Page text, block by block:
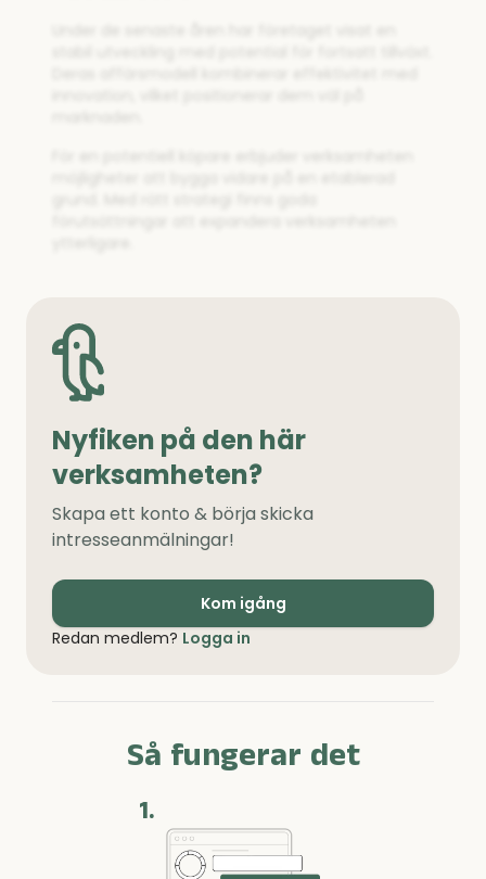
Nyfiken på den här
verksamheten?
Skapa ett konto & börja skicka
intresseanmälningar!
Kom igång
Redan medlem? Logga in
Så fungerar det
1.